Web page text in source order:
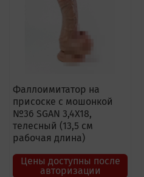
Фаллоимитатор на
присоске с мошонкой
№36 SGAN 3,4X18,
телесный (13,5 см
рабочая длина)
Цены доступны после
авторизации